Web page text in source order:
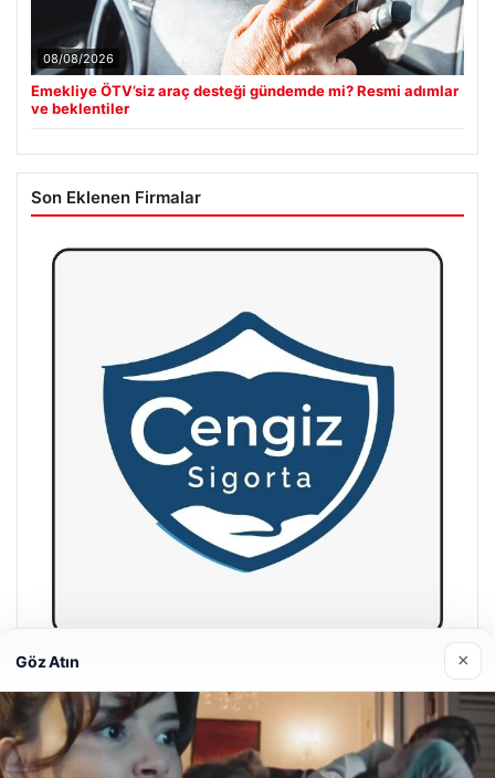
08/08/2026
Emekliye ÖTV’siz araç desteği gündemde mi? Resmi adımlar
ve beklentiler
Son Eklenen Firmalar
23/06/2026
Göz Atın ×